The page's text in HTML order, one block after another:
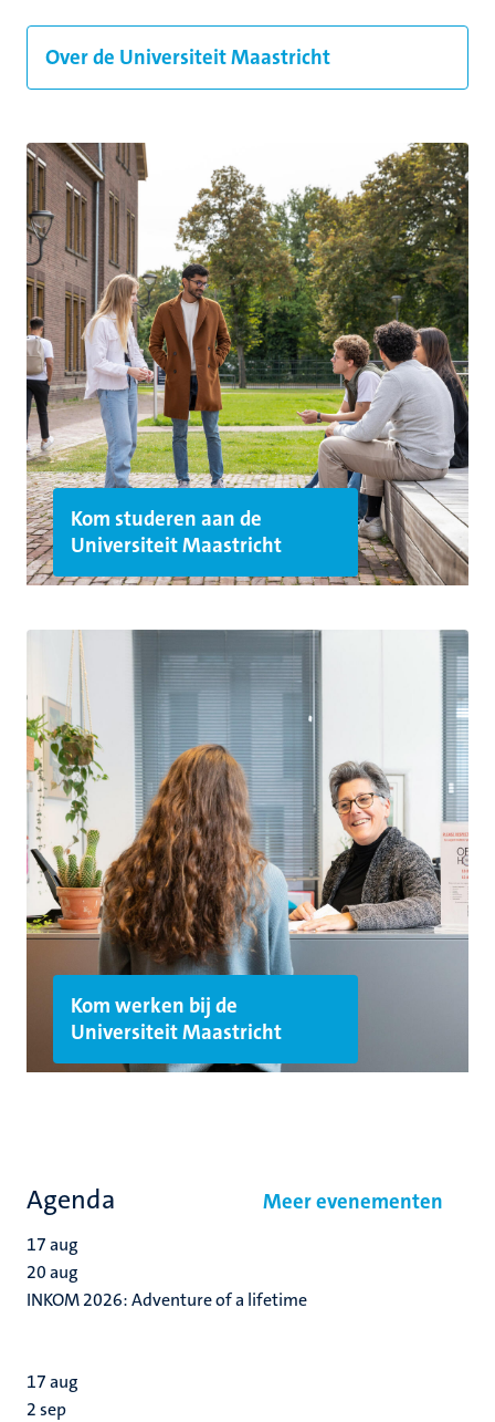
Over de Universiteit Maastricht
Kom studeren aan de
Universiteit Maastricht
Kom werken bij de
Universiteit Maastricht
Agenda Meer evenementen
17aug
20aug
INKOM 2026: Adventure of a lifetime
17aug
2sep